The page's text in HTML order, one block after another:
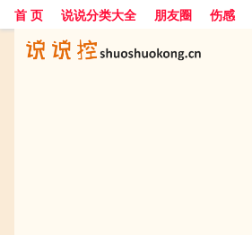
首 页 说说分类大全 朋友圈 伤感